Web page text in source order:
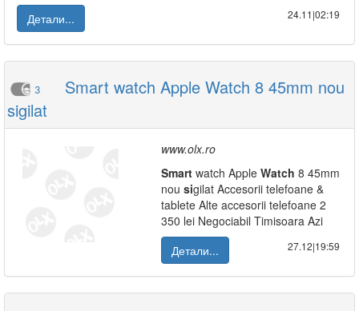
Детали...
24.11|02:19
3
Smart watch Apple Watch 8 45mm nou
sigilat
www.olx.ro
Smart watch Apple Watch 8 45mm
nou sigilat Accesorii telefoane &
tablete Alte accesorii telefoane 2
350 lei Negociabil Timisoara Azi
Детали...
27.12|19:59